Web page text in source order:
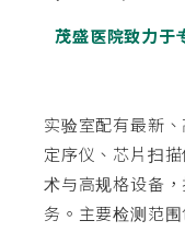
茂盛医院致力于
实验室配有最新
定序仪、芯片扫
术与高规格设备
务。主要检测范